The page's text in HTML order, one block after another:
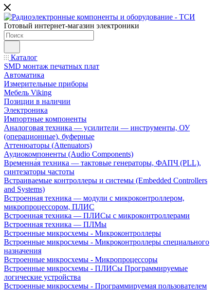
Готовый интернет-магазин электроники
Каталог
SMD монтаж печатных плат
Автоматика
Измерительные приборы
Мебель Viking
Позиции в наличии
Электроника
Импортные компоненты
Аналоговая техника — усилители — инструменты, ОУ
(операционные), буферные
Аттенюаторы (Attenuators)
Аудиокомпоненты (Audio Components)
Временна́я техника — тактовые генераторы, ФАПЧ (PLL),
синтезаторы частоты
Встраиваемые контроллеры и системы (Embedded Controllers
and Systems)
Встроенная техника — модули с микроконтроллером,
микропроцессором, ПЛИС
Встроенная техника — ПЛИСы с микроконтроллерами
Встроенная техника — ПЛМы
Встроенные микросхемы - Микроконтроллеры
Встроенные микросхемы - Микроконтроллеры специального
назначения
Встроенные микросхемы - Микропроцессоры
Встроенные микросхемы - ПЛИСы Программируемые
логические устройства
Встроенные микросхемы - Программируемая пользователем